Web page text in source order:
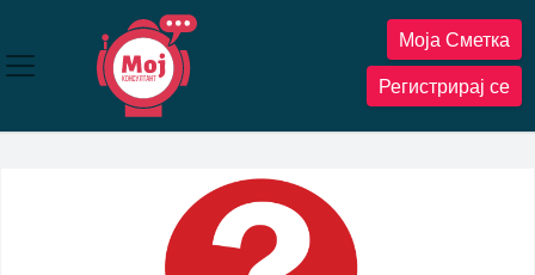
содржината
Моја Сметка
Регистрирај се